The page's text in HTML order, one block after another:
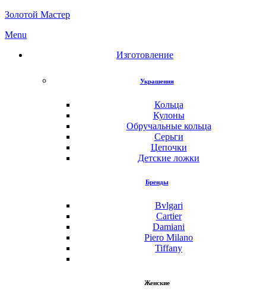
Золотой Мастер
Menu
Изготовление
Украшения
Кольца
Кулоны
Обручальные кольца
Серьги
Цепочки
Детские ложки
Бренды
Bvlgari
Cartier
Damiani
Piero Milano
Tiffany
Женские